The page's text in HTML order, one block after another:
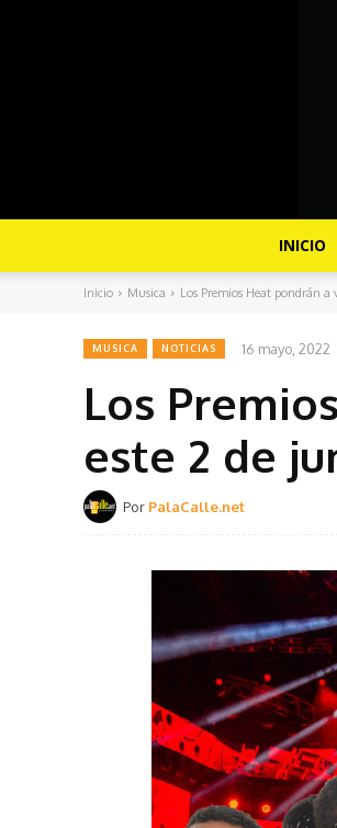
INICIO
Inicio Musica Los Premios Heat pondrán
MUSICA NOTICIAS 16 mayo, 2022
Los
este 2 de
Por PalaCalle.net